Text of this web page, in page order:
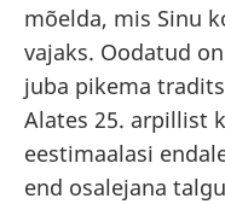
mõelda, mis Sinu
vajaks. Oodatud
juba pikema
Alates 25. arpillist
eestimaalasi
end osalejana